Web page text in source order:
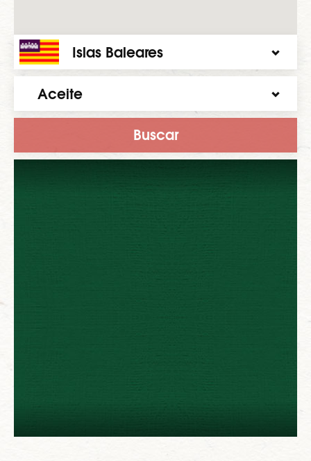
Islas Baleares
Aceite
Buscar